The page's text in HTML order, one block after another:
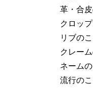
革・合
クロッ
リブの
クレー
ネーム
流行のこ